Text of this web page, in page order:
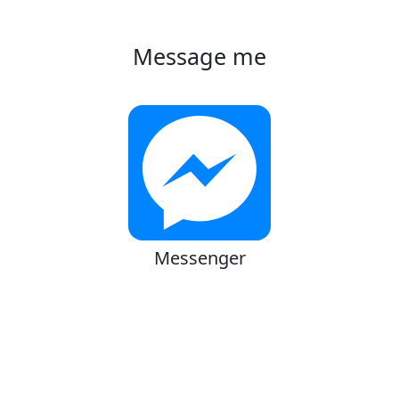
Message me
Messenger